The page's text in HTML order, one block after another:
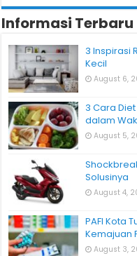
Informasi Terbaru
3 Inspirasi
Kecil
August 6,
3 Cara
dalam
August 5,
Solusinya
August 4,
PAFI Kota
Kemajuan
August 3,